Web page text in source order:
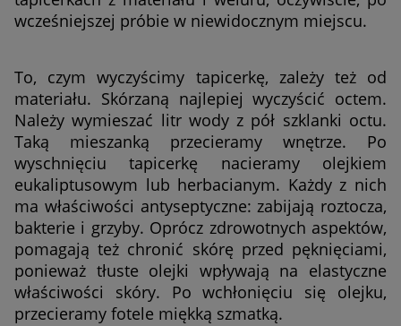
wcześniejszej próbie w niewidocznym miejscu.
To, czym wyczyścimy tapicerkę, zależy też od
materiału. Skórzaną najlepiej wyczyścić octem.
Należy wymieszać litr wody z pół szklanki octu.
Taką mieszanką przecieramy wnętrze. Po
wyschnięciu tapicerkę nacieramy olejkiem
eukaliptusowym lub herbacianym. Każdy z nich
ma właściwości antyseptyczne: zabijają roztocza,
bakterie i grzyby. Oprócz zdrowotnych aspektów,
pomagają też chronić skórę przed pęknięciami,
ponieważ tłuste olejki wpływają na elastyczne
właściwości skóry. Po wchłonięciu się olejku,
przecieramy fotele miękką szmatką.